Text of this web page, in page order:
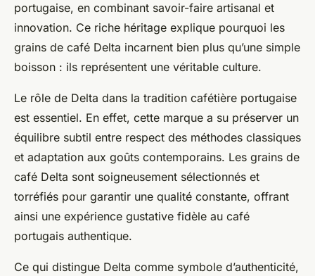
portugaise, en combinant savoir-faire artisanal et
innovation. Ce riche héritage explique pourquoi les
grains de café Delta incarnent bien plus qu’une simple
boisson : ils représentent une véritable culture.
Le rôle de Delta dans la tradition cafétière portugaise
est essentiel. En effet, cette marque a su préserver un
équilibre subtil entre respect des méthodes classiques
et adaptation aux goûts contemporains. Les grains de
café Delta sont soigneusement sélectionnés et
torréfiés pour garantir une qualité constante, offrant
ainsi une expérience gustative fidèle au café
portugais authentique.
Ce qui distingue Delta comme symbole d’authenticité,